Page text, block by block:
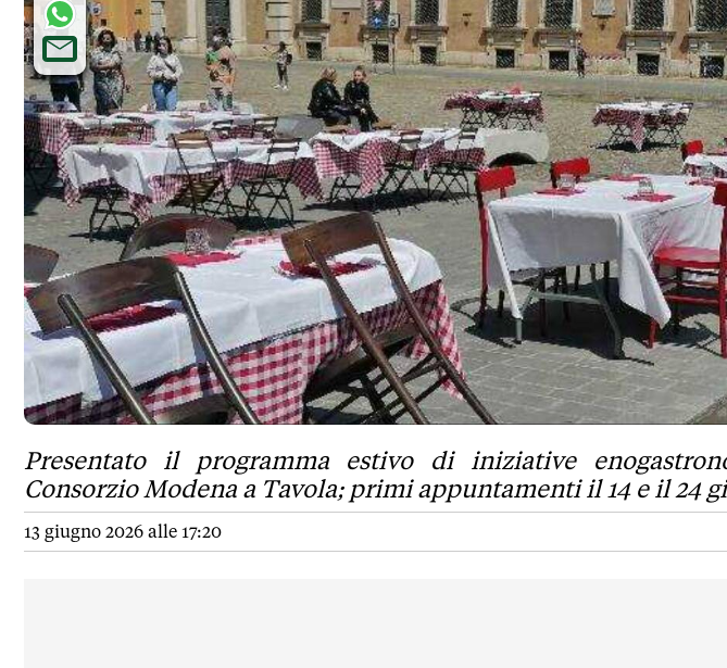
Presentato il programma estivo di iniziative
Consorzio Modena a Tavola; primi appuntamenti il 14 e il 24
13 giugno 2026 alle 17:20